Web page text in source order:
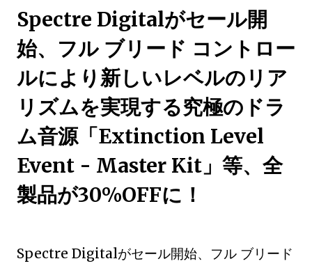
Spectre Digitalがセール開
始、フル ブリード コントロー
ルにより新しいレベルのリア
リズムを実現する究極のドラ
ム音源「Extinction Level
Event - Master Kit」等、全
製品が30%OFFに！
Spectre Digitalがセール開始、フル ブリード